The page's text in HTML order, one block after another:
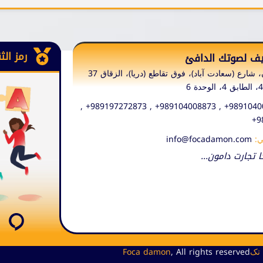
لصوتك الدافئ
طهران، شارع (سعادت آباد)، فوق تقاطع (دريا)، الزقاق 37
989104008896+ , 989104008873+ , 989197272873+ ,
تجارت دامون...
رمز
تک Foca damon, All rights reserved